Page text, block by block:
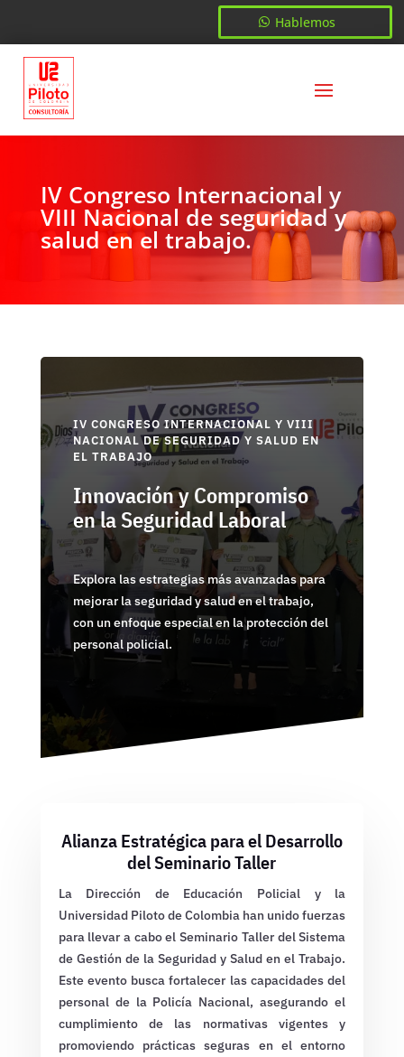
Hablemos
IV Congreso Internacional y
VIII Nacional de seguridad y
salud en el trabajo.
IV CONGRESO INTERNACIONAL Y VIII
NACIONAL DE SEGURIDAD Y SALUD EN
EL TRABAJO
Innovación y Compromiso
en la Seguridad Laboral
Explora las estrategias más avanzadas para
mejorar la seguridad y salud en el trabajo,
con un enfoque especial en la protección del
personal policial.
Alianza Estratégica para el Desarrollo
del Seminario Taller
La Dirección de Educación Policial y la
Universidad Piloto de Colombia han unido fuerzas
para llevar a cabo el Seminario Taller del Sistema
de Gestión de la Seguridad y Salud en el Trabajo.
Este evento busca fortalecer las capacidades del
personal de la Policía Nacional, asegurando el
cumplimiento de las normativas vigentes y
promoviendo prácticas seguras en el entorno